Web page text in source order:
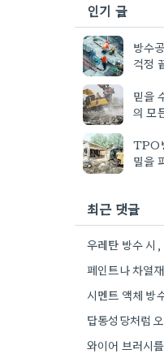
인기 글
방수
걱정
믿을
의 모
TPO
밀을
최근 댓글